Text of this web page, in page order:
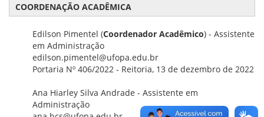
COORDENAÇÃO ACADÊMICA
Edilson Pimentel (Coordenador Acadêmico) - Assistente
em Administração
edilson.pimentel@ufopa.edu.br
Portaria Nº 406/2022 - Reitoria, 13 de dezembro de 2022
Ana Hiarley Silva Andrade - Assistente em
Administração